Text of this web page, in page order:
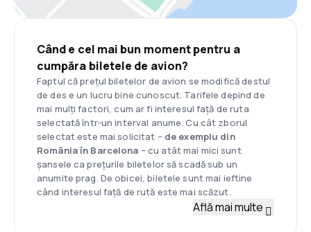
Când e cel mai bun moment pentru a
cumpăra biletele de avion?
Faptul că prețul biletelor de avion se modifică destul
de des e un lucru bine cunoscut. Tarifele depind de
mai mulți factori, cum ar fi interesul față de ruta
selectată într-un interval anume. Cu cât zborul
selectat este mai solicitat – de exemplu din
România în Barcelona – cu atât mai mici sunt
șansele ca prețurile biletelor să scadă sub un
anumite prag. De obicei, biletele sunt mai ieftine
când interesul față de rută este mai scăzut.
Află mai multe